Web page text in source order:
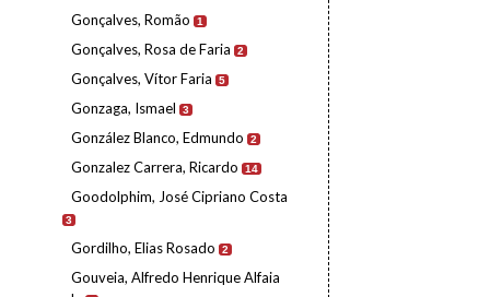
Gonçalves, Romão 1
Gonçalves, Rosa de Faria 2
Gonçalves, Vítor Faria 5
Gonzaga, Ismael 3
González Blanco, Edmundo 2
Gonzalez Carrera, Ricardo 14
Goodolphim, José Cipriano Costa
3
Gordilho, Elias Rosado 2
Gouveia, Alfredo Henrique Alfaia